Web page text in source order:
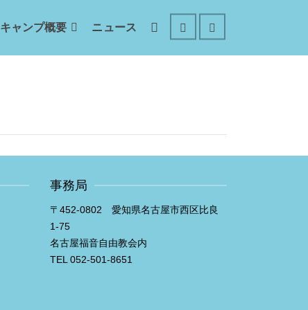
キャンプ概要 ニュース
事務局
〒452-0802 愛知県名古屋市西区比良
1-75
名古屋福音自由教会内
TEL 052-501-8651